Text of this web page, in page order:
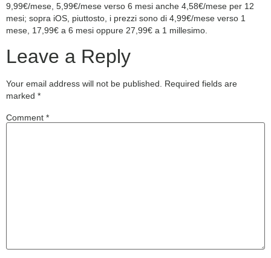
9,99€/mese, 5,99€/mese verso 6 mesi anche 4,58€/mese per 12
mesi; sopra iOS, piuttosto, i prezzi sono di 4,99€/mese verso 1
mese, 17,99€ a 6 mesi oppure 27,99€ a 1 millesimo.
Leave a Reply
Your email address will not be published.
Required fields are
marked *
Comment *